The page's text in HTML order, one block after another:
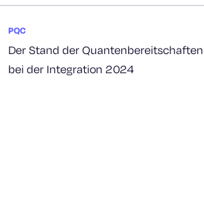
PQC
Der Stand der Quantenbereitschaften
bei der Integration 2024